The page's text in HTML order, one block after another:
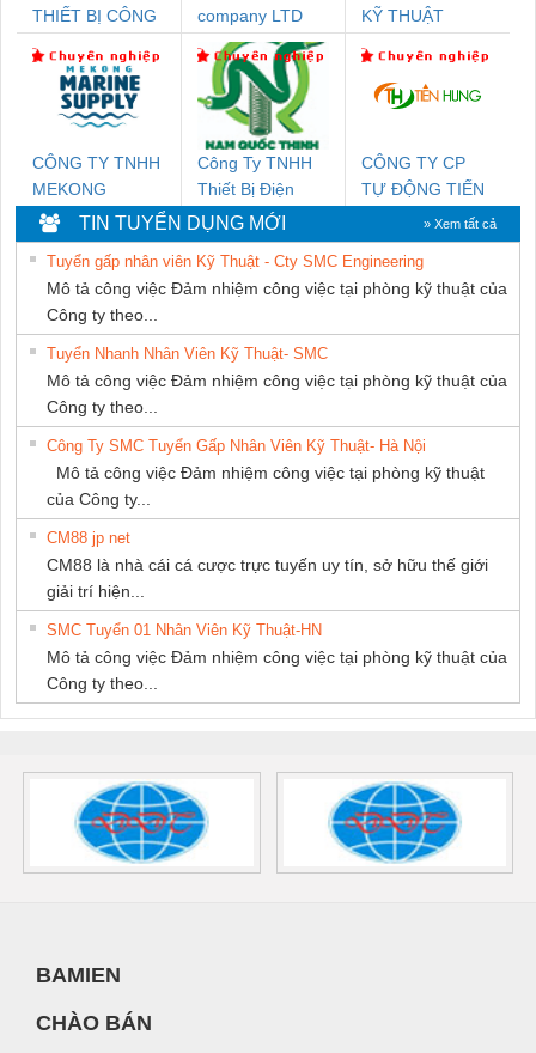
THIẾT BỊ CÔNG
SETSUBI VIỆT
NAM
company LTD
KỸ THUẬT
NAM
CÔNG TY TNHH
MEKONG
MARINE SUPPLY
Công Ty TNHH
Thiết Bị Điện
Nam Quốc Thịnh
CÔNG TY CP
TỰ ĐỘNG TIẾN
TIN TUYỂN DỤNG MỚI » Xem tất cả
Tuyển gấp nhân viên Kỹ Thuật - Cty SMC Engineering
Mô tả công việc Đảm nhiệm công việc tại phòng kỹ thuật của
Công ty theo...
Tuyển Nhanh Nhân Viên Kỹ Thuật- SMC
Mô tả công việc Đảm nhiệm công việc tại phòng kỹ thuật của
Công ty theo...
Công Ty SMC Tuyển Gấp Nhân Viên Kỹ Thuật- Hà Nội
Mô tả công việc Đảm nhiệm công việc tại phòng kỹ thuật
của Công ty...
CM88 jp net
CM88 là nhà cái cá cược trực tuyến uy tín, sở hữu thế giới
giải trí hiện...
SMC Tuyển 01 Nhân Viên Kỹ Thuật-HN
Mô tả công việc Đảm nhiệm công việc tại phòng kỹ thuật của
Công ty theo...
BAMIEN
CHÀO BÁN